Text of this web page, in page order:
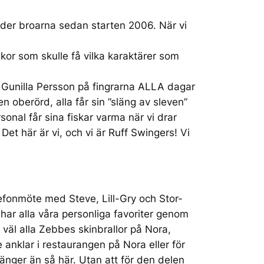
broarna sedan starten 2006. När vi
som skulle få vilka karaktärer som
Persson på fingrarna ALLA dagar
oberörd, alla får sin ”släng av sleven”
får sina fiskar varma när vi drar
här är vi, och vi är Ruff Swingers! Vi
med Steve, Lill-Gry och Stor-
alla våra personliga favoriter genom
alla Zebbes skinbrallor på Nora,
i restaurangen på Nora eller för
än så här. Utan att för den delen